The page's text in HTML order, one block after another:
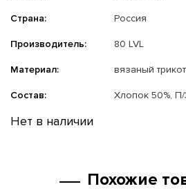
Страна: Россия
Производитель: 80 LVL
Материал: вязаный
Состав: Хлопок 50%,
Нет в наличии
Похожие